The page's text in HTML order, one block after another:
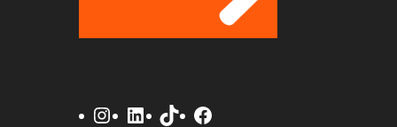
Instagram
LinkedIn
TikTokFacebook